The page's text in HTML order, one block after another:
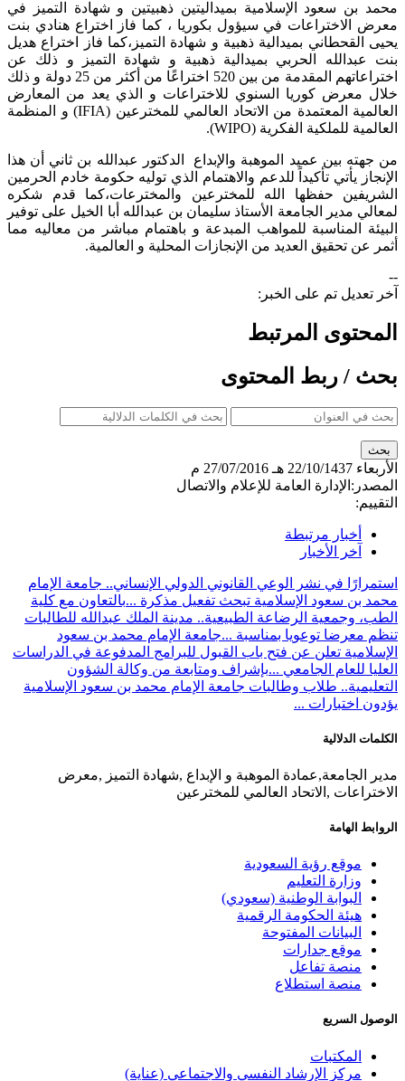
محمد بن سعود الإسلامية بميداليتين ذهبيتين و شهادة التميز في
معرض الاختراعات في سيؤول بكوريا ، كما فاز اختراع هنادي بنت
يحيى القحطاني بميدالية ذهبية و شهادة التميز،كما فاز اختراع هديل
بنت عبدالله الحربي بميدالية ذهبية و شهادة التميز و ذلك عن
اختراعاتهم المقدمة من بين 520 اختراعًا من أكثر من 25 دولة و ذلك
خلال معرض كوريا السنوي للاختراعات و الذي يعد من المعارض
العالمية المعتمدة من الاتحاد العالمي للمخترعين (IFIA) و المنظمة
العالمية للملكية الفكرية (WIPO).
من جهته بين عميد الموهبة والإبداع الدكتور عبدالله بن ثاني أن هذا
الإنجاز يأتي تأكيداً للدعم والاهتمام الذي توليه حكومة خادم الحرمين
الشريفين حفظها الله للمخترعين والمخترعات،كما قدم شكره
لمعالي مدير الجامعة الأستاذ سليمان بن عبدالله أبا الخيل على توفير
البيئة المناسبة للمواهب المبدعة و باهتمام مباشر من معاليه مما
أثمر عن تحقيق العديد من الإنجازات المحلية و العالمية.
--
آخر تعديل تم على الخبر:
المحتوى المرتبط
بحث / ربط المحتوى
الأربعاء 22/10/1437 هـ
27/07/2016 م
المصدر: الإدارة العامة للإعلام والاتصال
التقييم:
أخبار مرتبطة
آخر الأخبار
استمرارًا في نشر الوعي القانوني الدولي الإنساني.. جامعة الإمام
محمد بن سعود الإسلامية تبحث تفعيل مذكرة ...بالتعاون مع كلية
الطب، وجمعية الرضاعة الطبيعية.. مدينة الملك عبدالله للطالبات
تنظم معرضا توعويا بمناسبة ...جامعة الإمام محمد بن سعود
الإسلامية تعلن عن فتح باب القبول للبرامج المدفوعة في الدراسات
العليا للعام الجامعي ...بإشراف ومتابعة من وكالة الشؤون
التعليمية.. طلاب وطالبات جامعة الإمام محمد بن سعود الإسلامية
يؤدون اختبارات ...
الكلمات الدلالية
مدير الجامعة,عمادة الموهبة و الإبداع ,شهادة التميز ,معرض
الاختراعات ,الاتحاد العالمي للمخترعين
الروابط الهامة
موقع رؤية السعودية
وزارة التعليم
البوابة الوطنية (سعودي)
هيئة الحكومة الرقمية
البيانات المفتوحة
موقع جدارات
منصة تفاعل
منصة استطلاع
الوصول السريع
المكتبات
مركز الإرشاد النفسي والاجتماعي (عناية)